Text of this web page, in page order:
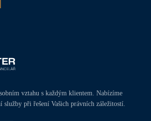
vztahu s každým klientem. Nabízíme
služby při řešení Vašich právních záležitostí.